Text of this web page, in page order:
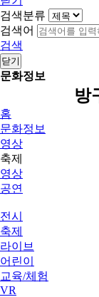
검색분류
검색어
검색
닫기
문화정보
방
홈
문화정보
영상
축제
영상
공연
전시
축제
라이브
어린이
교육/체험
VR